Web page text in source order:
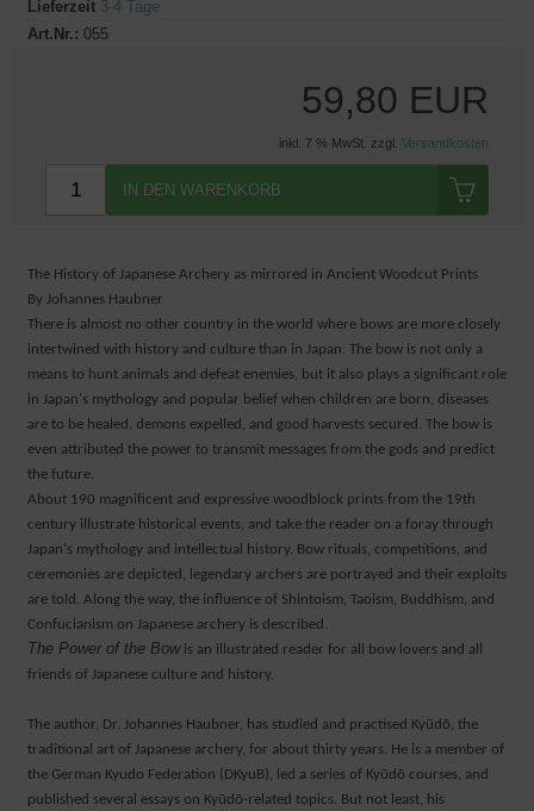
Lieferzeit 3-4 Tage
Art.Nr.: 055
59,80 EUR
inkl. 7 % MwSt. zzgl. Versandkosten
IN DEN WARENKORB
The History of Japanese Archery as mirrored in Ancient Woodcut Prints
By Johannes Haubner
There is almost no other country in the world where bows are more closely
intertwined with history and culture than in Japan. The bow is not only a
means to hunt animals and defeat enemies, but it also plays a significant role
in Japan's mythology and popular belief when children are born, diseases
are to be healed, demons expelled, and good harvests secured. The bow is
even attributed the power to transmit messages from the gods and predict
the future.
About 190 magnificent and expressive woodblock prints from the 19th
century illustrate historical events, and take the reader on a foray through
Japan's mythology and intellectual history. Bow rituals, competitions, and
ceremonies are depicted, legendary archers are portrayed and their exploits
are told. Along the way, the influence of Shintoism, Taoism, Buddhism, and
Confucianism on Japanese archery is described.
The Power of the Bowis an illustrated reader for all bow lovers and all
friends of Japanese culture and history.
The author, Dr. Johannes Haubner, has studied and practised Kyūdō, the
traditional art of Japanese archery, for about thirty years. He is a member of
the German Kyudo Federation (DKyuB), led a series of Kyūdō courses, and
published several essays on Kyūdō-related topics. But not least, his